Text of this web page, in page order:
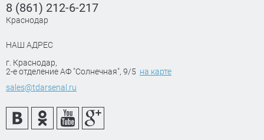
8 (861) 212-6-217
Краснодар
НАШ АДРЕС
г. Краснодар,
2-е отделение АФ "Солнечная", 9/5 на карте
sales@tdarsenal.ru